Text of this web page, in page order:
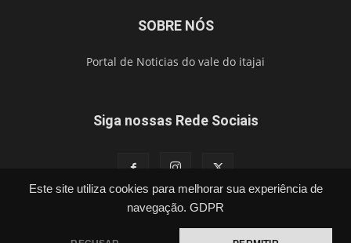
Este site utiliza cookies para melhorar sua experiência de
navegação. GDPR
SOBRE NÓS
Portal de Noticias do vale do itajai
Siga nossas Rede Sociais
Esporte Brasil
Vídeos